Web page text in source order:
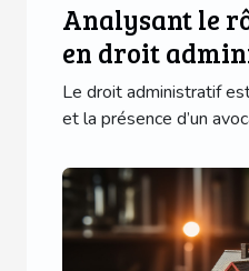
Analysant le
en droit
divers
Le droit administratif
et la présence d’un